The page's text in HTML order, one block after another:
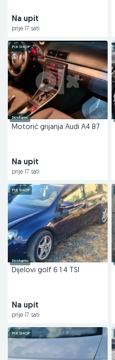
Na upit
prije 17 sati
PIK SHOP
Dostupno
Motorić grijanja Audi A4 B7
Na upit
prije 17 sati
PIK SHOP
Dostupno
Dijelovi golf 6 1.4 TSI
Na upit
prije 17 sati
PIK SHOP